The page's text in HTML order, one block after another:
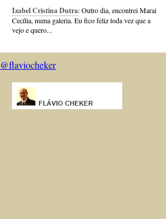
Izabel Cristina Dutra: Outro dia, encontrei Marai
Cecília, numa galeria. Eu fico feliz toda vez que a
vejo e quero...
@flaviocheker